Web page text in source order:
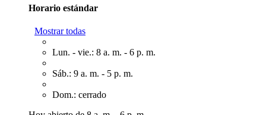
Horario estándar
Mostrar todas
Lun. - vie.: 8 a. m. - 6 p. m.
Sáb.: 9 a. m. - 5 p. m.
Dom.: cerrado